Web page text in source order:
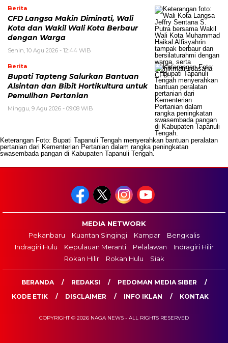
Berita
CFD Langsa Makin Diminati, Wali
Kota dan Wakil Wali Kota Berbaur
dengan Warga
Senin, 10 Agu 2026 - 12:44 WIB
Berita
Bupati Tapteng Salurkan Bantuan
Alsintan dan Bibit Hortikultura untuk
Pemulihan Pertanian
Minggu, 9 Agu 2026 - 09:08 WIB
Keterangan Foto: Bupati Tapanuli Tengah menyerahkan bantuan peralatan
pertanian dari Kementerian Pertanian dalam rangka peningkatan
swasembada pangan di Kabupaten Tapanuli Tengah.
MEDIA NETWORK
Pekanbaru
Kuantan Singingi Kampar
Bengkalis
Indragiri Hulu
Kepulauan Meranti Pelalawan
Indragiri Hilir
Rokan Hilir
Rokan Hulu Siak
BERANDA REDAKSI
PEDOMAN MEDIA SIBER
KODE ETIK
DISCLAIMER INFO IKLAN KONTAK
COPYRIGHT © 2026 NAGA NEWS - ALL RIGHTS RESERVED